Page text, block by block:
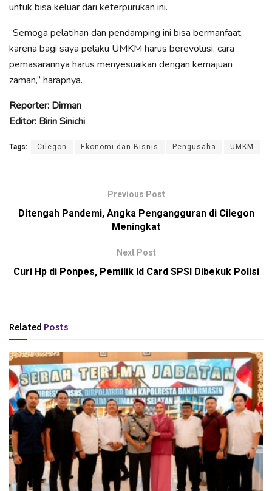
untuk bisa keluar dari keterpurukan ini.
“Semoga pelatihan dan pendamping ini bisa bermanfaat,
karena bagi saya pelaku UMKM harus berevolusi, cara
pemasarannya harus menyesuaikan dengan kemajuan
zaman,” harapnya.
Reporter: Dirman
Editor: Birin Sinichi
Tags: Cilegon Ekonomi dan Bisnis Pengusaha UMKM
Previous Post
Ditengah Pandemi, Angka Pengangguran di Cilegon
Meningkat
Next Post
Curi Hp di Ponpes, Pemilik Id Card SPSI Dibekuk Polisi
Related Posts